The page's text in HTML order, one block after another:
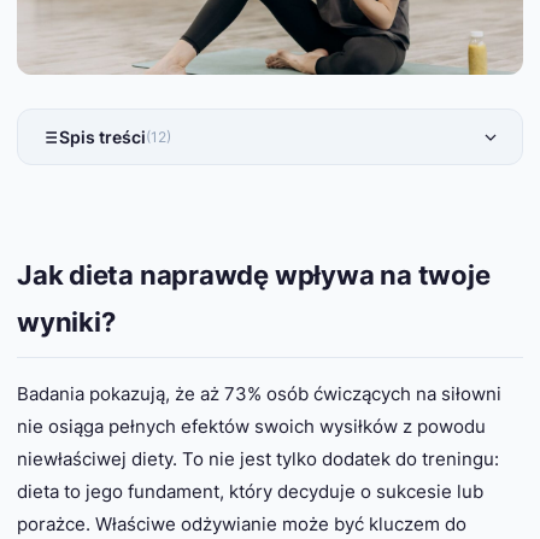
Spis treści(12)
Jak dieta naprawdę wpływa na twoje
wyniki?
Badania pokazują, że aż 73% osób ćwiczących na siłowni
nie osiąga pełnych efektów swoich wysiłków z powodu
niewłaściwej diety. To nie jest tylko dodatek do treningu:
dieta to jego fundament, który decyduje o sukcesie lub
porażce. Właściwe odżywianie może być kluczem do